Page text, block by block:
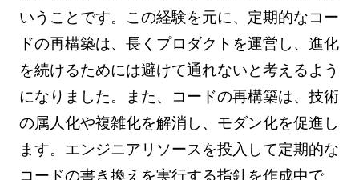
いうことです。この経験を元に、定期的なコー
ドの再構築は、長くプロダクトを運営し、進化
を続けるためには避けて通れないと考えるよう
になりました。また、コードの再構築は、技術
の属人化や複雑化を解消し、モダン化を促進し
ます。エンジニアリソースを投入して定期的な
コードの書き換えを実行する指針を作成中で